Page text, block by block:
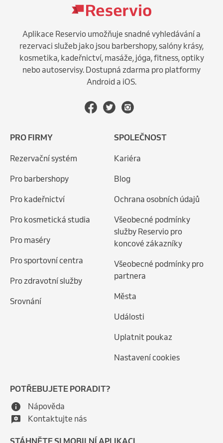
Aplikace Reservio umožňuje snadné vyhledávání a
rezervaci služeb jako jsou barbershopy, salóny krásy,
kosmetika, kadeřnictví, masáže, jóga, fitness, optiky
nebo autoservisy. Dostupná zdarma pro platformy
Android a iOS.
PRO FIRMY
Rezervační systém
Pro barbershopy
Pro kadeřnictví
Pro kosmetická studia
Pro maséry
Pro sportovní centra
Pro zdravotní služby
Srovnání
SPOLEČNOST
Kariéra
Blog
Ochrana osobních údajů
Všeobecné podmínky
služby Reservio pro
koncové zákazníky
Všeobecné podmínky pro
partnera
Města
Události
Uplatnit poukaz
Nastavení cookies
POTŘEBUJETE PORADIT?
Nápověda
Kontaktujte nás